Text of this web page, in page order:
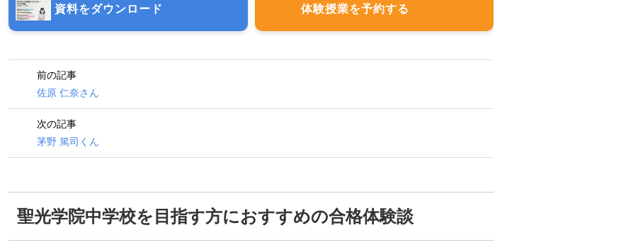
資料をダウンロード
体験授業を予約する
前の記事
佐原 仁奈さん
次の記事
茅野 篤司くん
聖光学院中学校を目指す方におすすめの合格体験談